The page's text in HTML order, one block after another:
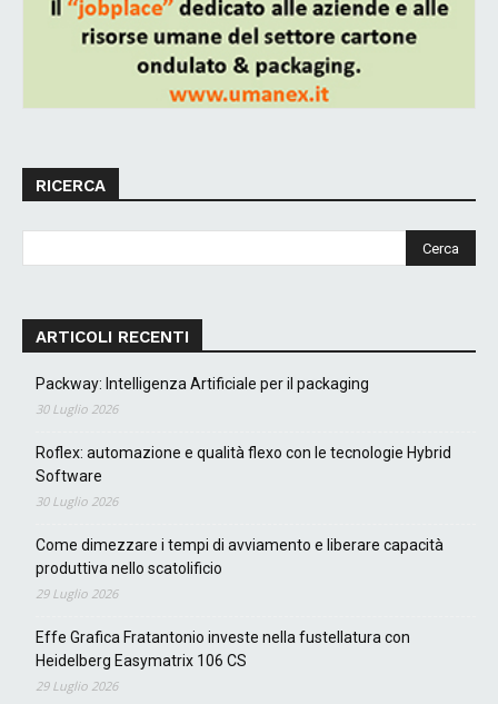
RICERCA
ARTICOLI RECENTI
Packway: Intelligenza Artificiale per il packaging
30 Luglio 2026
Roflex: automazione e qualità flexo con le tecnologie Hybrid
Software
30 Luglio 2026
Come dimezzare i tempi di avviamento e liberare capacità
produttiva nello scatolificio
29 Luglio 2026
Effe Grafica Fratantonio investe nella fustellatura con
Heidelberg Easymatrix 106 CS
29 Luglio 2026